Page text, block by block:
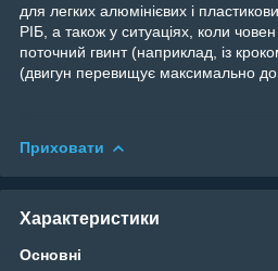
для легких алюмінієвих і
РІБ, а також у ситуаціях, коли
поточний гвинт (наприклад, із
(двигун перевищує максимально
Приховати
Характеристики
Основні